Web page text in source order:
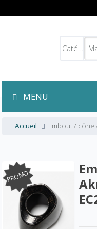
MENU
Accueil Embout / cône
PROMO